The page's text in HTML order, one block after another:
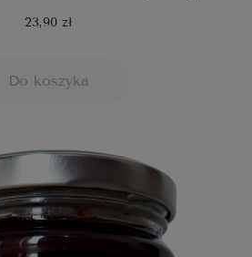
23,90 zł
Do koszyka